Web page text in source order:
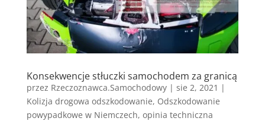
Konsekwencje stłuczki samochodem za granicą
przez Rzeczoznawca.Samochodowy| sie 2, 2021 |
Kolizja drogowa odszkodowanie, Odszkodowanie
powypadkowe w Niemczech, opinia techniczna